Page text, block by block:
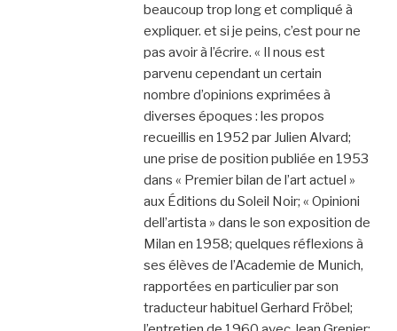
beaucoup trop long et compliqué à
expliquer. et si je peins, c’est pour ne
pas avoir à l’écrire. « Il nous est
parvenu cependant un certain
nombre d’opinions exprimées à
diverses époques : les propos
recueillis en 1952 par Julien Alvard;
une prise de position publiée en 1953
dans « Premier bilan de l’art actuel »
aux Éditions du Soleil Noir; « Opinioni
dell’artista » dans le son exposition de
Milan en 1958; quelques réflexions à
ses élèves de l’Academie de Munich,
rapportées en particulier par son
traducteur habituel Gerhard Fröbel;